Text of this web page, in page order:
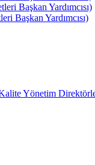
Başkan Yardımcısı)
Başkan Yardımcısı)
Yönetim